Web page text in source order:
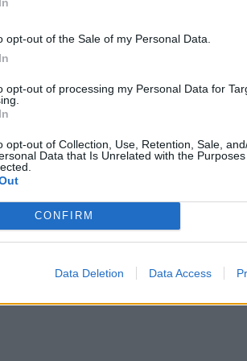
opt-out of the Sale of my Personal Data.
opt-out of processing my Personal Data for
opt-out of Collection, Use, Retention, Sale,
Data that Is Unrelated with the
CONFIRM
Data Deletion Data Access
vajon Magyarországon
étele, amire túrát